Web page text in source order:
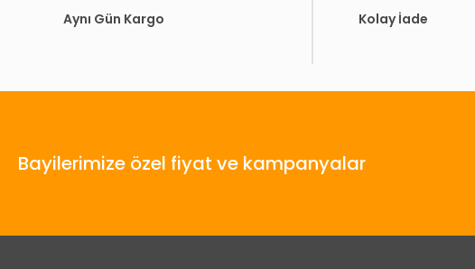
Aynı Gün Kargo Kolay İade
Bayilerimize özel fiyat ve kampanyalar